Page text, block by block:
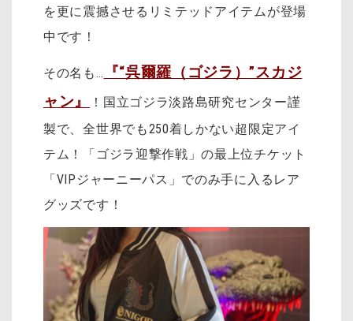
を更に震撼させるリミテッドアイテムが登場
中です！
その名も…
『“呉爾羅（ゴジラ）”スカジ
ャン』
！国立ゴジラ淡路島研究センター謹
製で、全世界でも250着しかない超限定アイ
テム！「ゴジラ迎撃作戦」の最上位チケット
「VIPジャーニーパス」でのみ手に入るレア
グッズです！